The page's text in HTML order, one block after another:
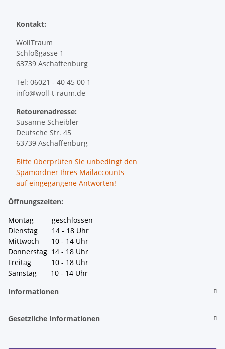
Kontakt:
WollTraum
Schloßgasse 1
63739 Aschaffenburg
Tel: 06021 - 40 45 00 1
info@woll-t-raum.de
Retourenadresse:
Susanne Scheibler
Deutsche Str. 45
63739 Aschaffenburg
Bitte überprüfen Sie unbedingt den
Spamordner Ihres Mailaccounts
auf eingegangene Antworten!
Öffnungszeiten:
Montag geschlossen
Dienstag 14 - 18 Uhr
Mittwoch 10 - 14 Uhr
Donnerstag 14 - 18 Uhr
Freitag 10 - 18 Uhr
Samstag 10 - 14 Uhr
Informationen
Gesetzliche Informationen